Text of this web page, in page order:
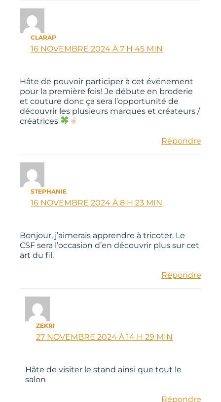
CLARAP
16 NOVEMBRE 2024 À 7 H 45 MIN
Hâte de pouvoir participer à cet événement
pour la première fois! Je débute en broderie
et couture donc ça sera l’opportunité de
découvrir les plusieurs marques et créateurs /
créatrices
Répondre
STEPHANIE
16 NOVEMBRE 2024 À 8 H 23 MIN
Bonjour, j’aimerais apprendre à tricoter. Le
CSF sera l’occasion d’en découvrir plus sur cet
art du fil.
Répondre
ZEKRI
27 NOVEMBRE 2024 À 14 H 29 MIN
Hâte de visiter le stand ainsi que tout le
salon
Répondre